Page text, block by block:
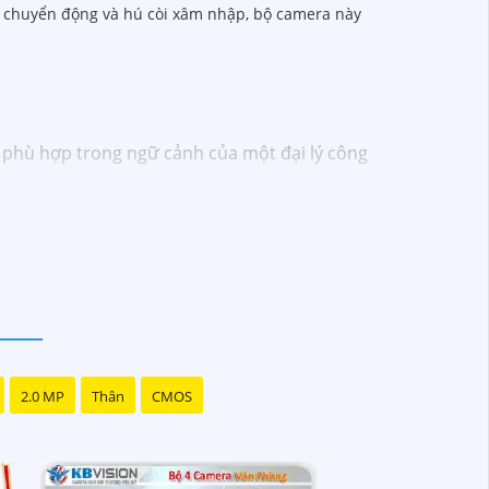
động và hú còi xâm nhập, bộ camera này
hợp trong ngữ cảnh của một đại lý công
hỗ trợ tốt nhất từ đội ngũ chuyên gia có
2.0 MP Thân CMOS